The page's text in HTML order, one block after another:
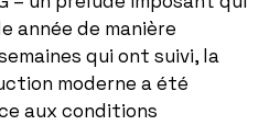
année de manière
qui ont suivi, la
moderne a été
aux conditions